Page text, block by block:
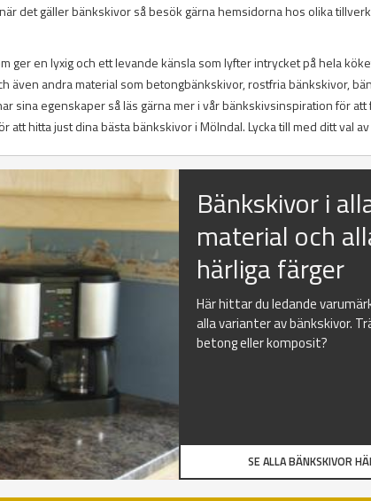
det gäller bänkskivor så besök gärna hemsidorna hos olika
ger en lyxig och ett levande känsla som lyfter intrycket på hela
även andra material som betongbänkskivor, rostfria bänkskivor,
sina egenskaper så läs gärna mer i vår bänkskivsinspiration för
hitta just dina bästa bänkskivor i Mölndal. Lycka till med ditt val
Bänkskivor i
material och
härliga färger
Här hittar du ledande
alla varianter av bänkskivor.
betong eller komposit?
SE ALLA BÄNKSKIVOR